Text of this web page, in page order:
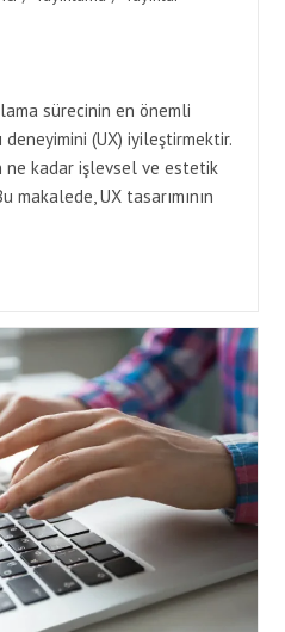
sürecinin en önemli
deneyimini (UX) iyileştirmektir.
ne kadar işlevsel ve estetik
makalede, UX tasarımının